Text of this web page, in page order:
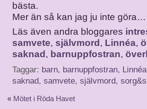
bästa.
Mer än så kan jag ju inte göra…
Läs även andra bloggares
samvete, självmord , Linnéa,
saknad , barnuppfostran,
Taggar: barn, barnuppfostran, Linnéa
saknad, samvete, självmord,
« Mötet i Röda Havet